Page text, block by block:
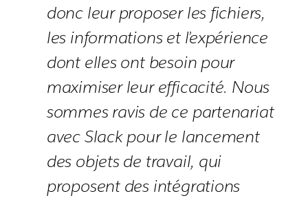
donc leur proposer les fichiers,
les informations et l’expérience
dont elles ont besoin pour
maximiser leur efficacité. Nous
sommes ravis de ce partenariat
avec Slack pour le lancement
des objets de travail, qui
proposent des intégrations